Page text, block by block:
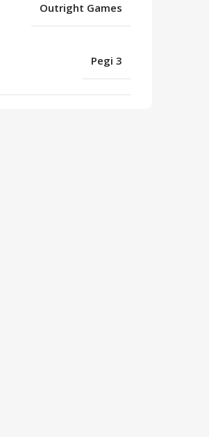
Outright Games
Pegi 3